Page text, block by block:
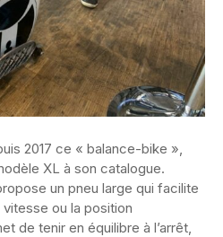
2017 ce « balance-bike »,
XL à son catalogue.
un pneu large qui facilite
ou la position
de tenir en équilibre à l’arrêt,